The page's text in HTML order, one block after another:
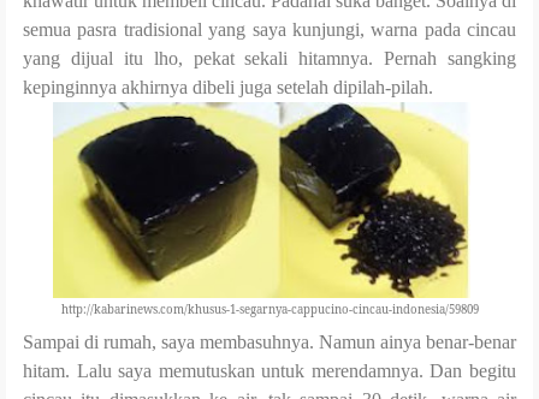
semua pasra tradisional yang saya kunjungi, warna pada cincau
yang dijual itu lho, pekat sekali hitamnya. Pernah sangking
kepinginnya akhirnya dibeli juga setelah dipilah-pilah.
http://kabarinews.com/khusus-1-segarnya-cappucino-cincau-indonesia/59809
Sampai di rumah, saya membasuhnya. Namun ainya benar-benar
hitam. Lalu saya memutuskan untuk merendamnya. Dan begitu